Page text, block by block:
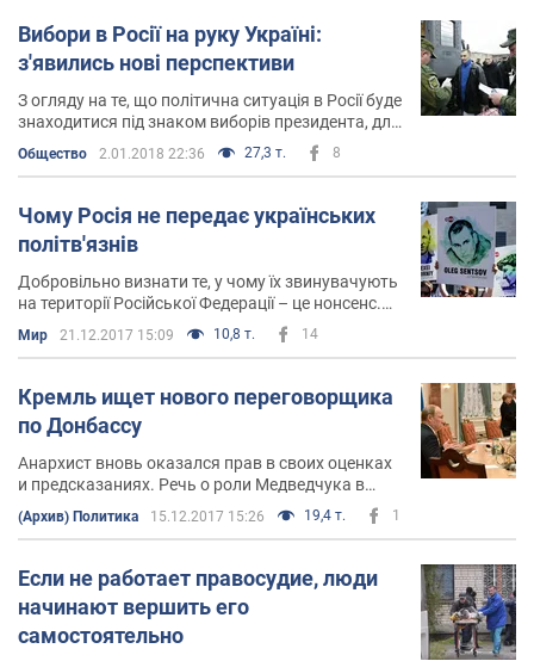
Вибори в Росії на руку Україні:
з'явились нові перспективи
З огляду на те, що політична ситуація в Росії буде
знаходитися під знаком виборів президента, для
Общество 2.01.2018 22:36 27,3 т. 8
Чому Росія не передає українських
політв'язнів
Добровільно визнати те, у чому їх звинувачують
на території Російської Федерації – це нонсенс.
Відтак очевидно Україна сказала, що на це ніхто
не піде
Мир 21.12.2017 15:09 10,8 т. 14
Кремль ищет нового переговорщика
по Донбассу
Анархист вновь оказался прав в своих оценках
и предсказаниях. Речь о роли Медведчука в
переговорном процессе. Когда несколько дней
назад я сказал о том, что его роль - ключевая,
(Архив) Политика 15.12.2017 15:26 19,4 т. 1
Если не работает правосудие, люди
начинают вершить его
самостоятельно